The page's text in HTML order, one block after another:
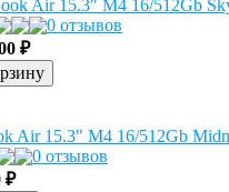
Air 15.3" M4 16/512Gb
0 отзывов
₽
Air 15.3" M4 16/512Gb
0 отзывов
₽